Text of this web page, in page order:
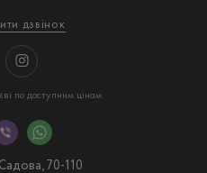
дзвінок
по доступним цінам
70-110